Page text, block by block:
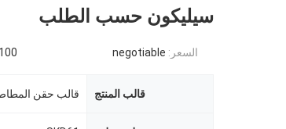
سيليكون حسب الطلب
السعر: negotiable 100 قطعة
قالب المنتج قالب حقن